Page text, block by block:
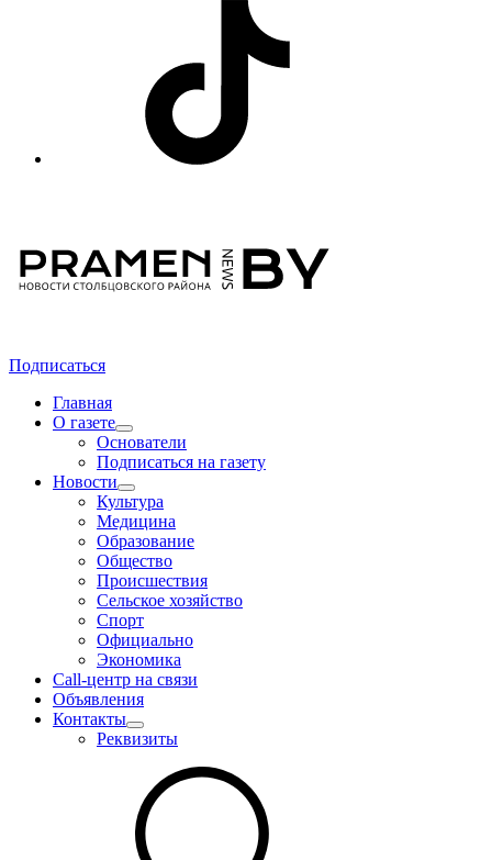
Подписаться
Главная
О газете
Основатели
Подписаться на газету
Новости
Культура
Медицина
Образование
Общество
Происшествия
Сельское хозяйство
Спорт
Официально
Экономика
Call-центр на связи
Объявления
Контакты
Реквизиты